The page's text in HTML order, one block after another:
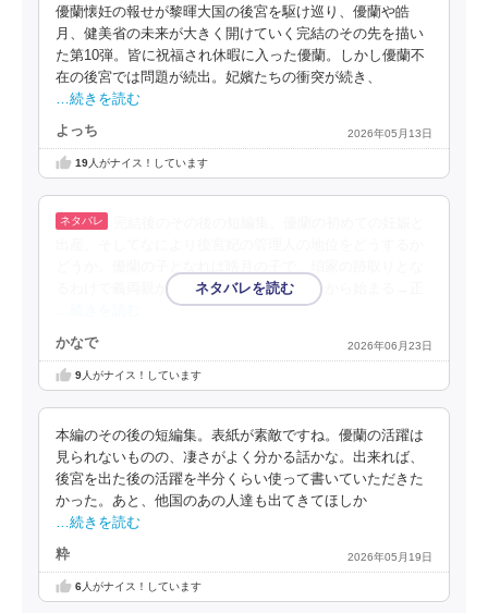
優蘭懐妊の報せが黎暉大国の後宮を駆け巡り、優蘭や皓
月、健美省の未来が大きく開けていく完結のその先を描い
た第10弾。皆に祝福され休暇に入った優蘭。しかし優蘭不
在の後宮では問題が続出。妃嬪たちの衝突が続き、
…続きを読む
よっち 2026年05月13日
19人がナイス！しています
るわけで義両親が領地から会いに来た様子から始まる→正
かなで 2026年06月23日
9人がナイス！しています
本編のその後の短編集。表紙が素敵ですね。優蘭の活躍は
見られないものの、凄さがよく分かる話かな。出来れば、
後宮を出た後の活躍を半分くらい使って書いていただきた
かった。あと、他国のあの人達も出てきてほしか
…続きを読む
粋 2026年05月19日
6人がナイス！しています